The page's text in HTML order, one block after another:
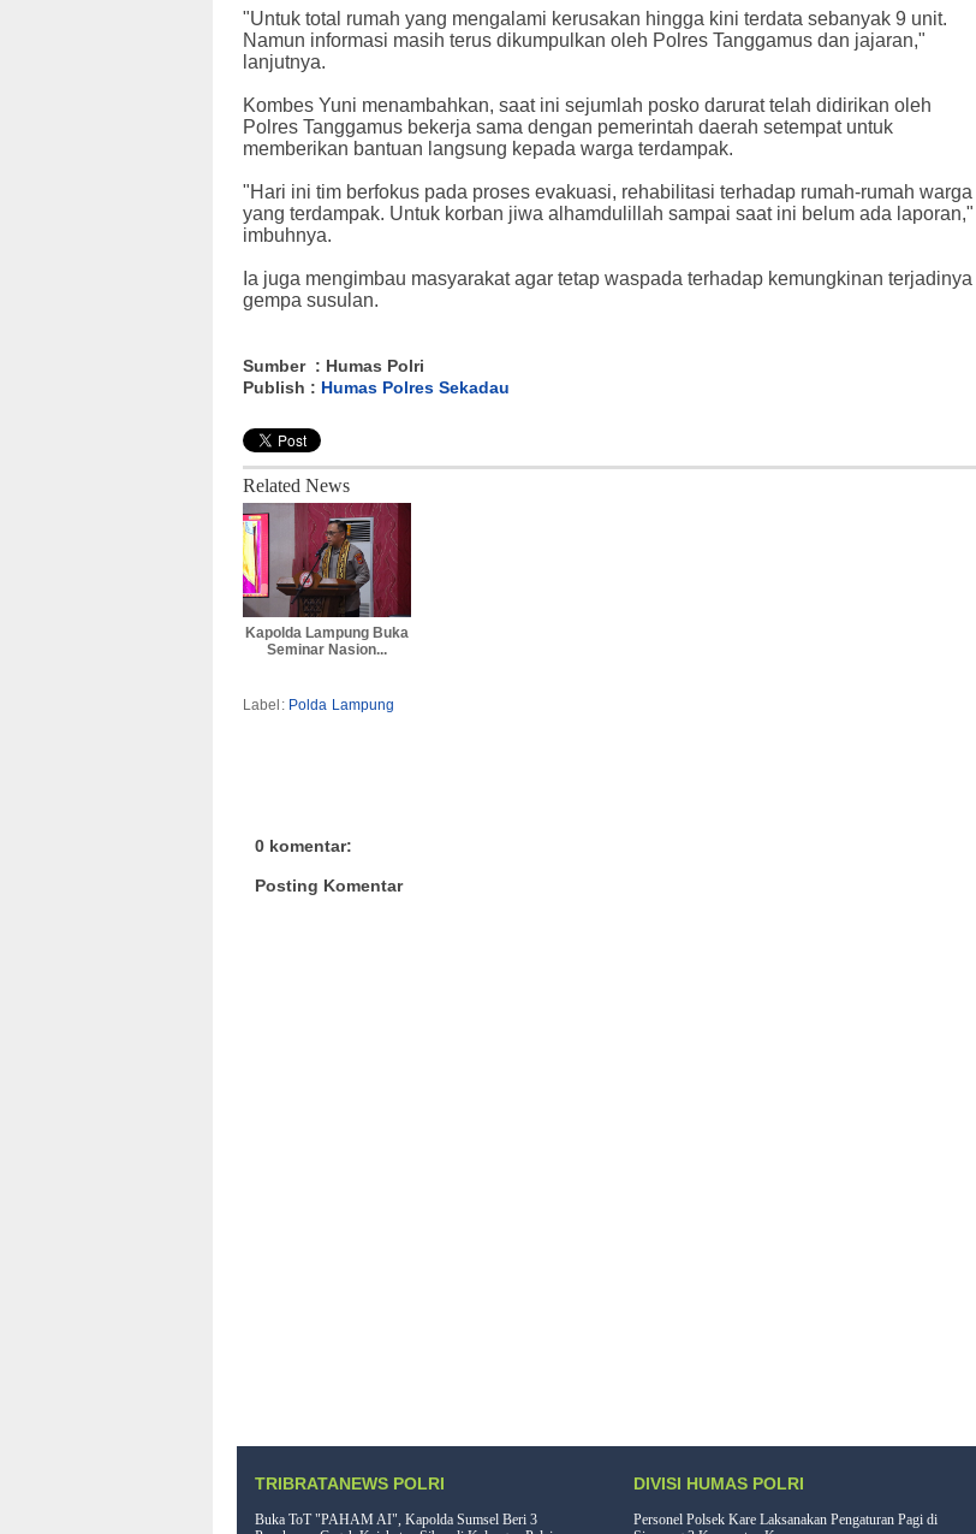
"Untuk total rumah yang mengalami kerusakan hingga kini terdata sebanyak 9 unit.
Namun informasi masih terus dikumpulkan oleh Polres Tanggamus dan jajaran,"
lanjutnya.
Kombes Yuni menambahkan, saat ini sejumlah posko darurat telah didirikan oleh
Polres Tanggamus bekerja sama dengan pemerintah daerah setempat untuk
memberikan bantuan langsung kepada warga terdampak.
"Hari ini tim berfokus pada proses evakuasi, rehabilitasi terhadap rumah-rumah warga
yang terdampak. Untuk korban jiwa alhamdulillah sampai saat ini belum ada laporan,"
imbuhnya.
Ia juga mengimbau masyarakat agar tetap waspada terhadap kemungkinan terjadinya
gempa susulan.
Sumber : Humas Polri
Publish : Humas Polres Sekadau
Related News
Kapolda Lampung Buka
Seminar Nasion...
Label: Polda Lampung
0 komentar:
Posting Komentar
TRIBRATANEWS POLRI
Buka ToT "PAHAM AI", Kapolda Sumsel Beri 3
DIVISI HUMAS POLRI
Personel Polsek Kare Laksanakan Pengaturan Pagi di